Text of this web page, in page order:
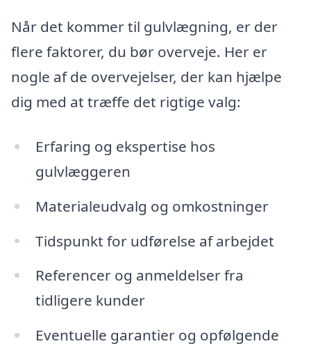
Når det kommer til gulvlægning, er der
flere faktorer, du bør overveje. Her er
nogle af de overvejelser, der kan hjælpe
dig med at træffe det rigtige valg:
Erfaring og ekspertise hos
gulvlæggeren
Materialeudvalg og omkostninger
Tidspunkt for udførelse af arbejdet
Referencer og anmeldelser fra
tidligere kunder
Eventuelle garantier og opfølgende